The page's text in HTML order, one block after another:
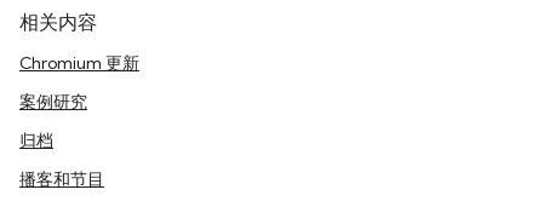
相关内容
Chromium 更新
案例研究
归档
播客和节目